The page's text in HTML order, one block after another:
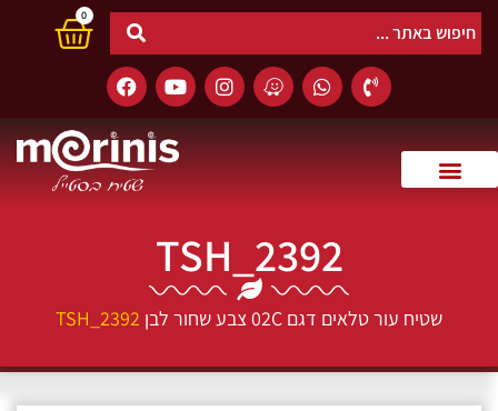
0
TSH_2392
שטיח עור טלאים דגם 02C צבע שחור לבן TSH_2392